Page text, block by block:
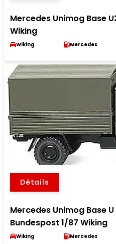
Mercedes Unimog Base
Wiking
Wiking Mercedes
Détails
Mercedes Unimog Base
Bundespost 1/87 Wiking
Wiking Mercedes